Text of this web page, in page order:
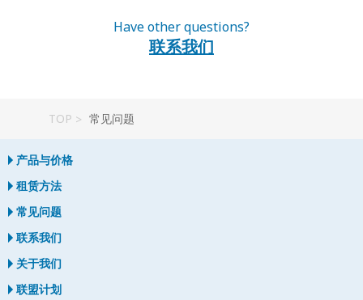
域服务地图。
明书吗？
会的，我们提供了有关如何连接到互联网以及如何解决故障
的说明手册。如果您有任何问题，请联系我们的客户服务
(cs@japan-wireless.com)。
我是否需要激活预付SIM卡？
否，您不需将其激活。我们将把预激活的 SIM 卡寄送给
您。您只需要检查要使用该卡的设备的 APN 设置即可。预
我正在使用预付费 SIM 卡，如何知道使用
您可以前往邮局，并向他们出示您的跟踪号和护照。整个过
取移动 WiFi/SIM 卡？
您应该查看邮局的营业时间，如果您在下班时间前不到 2 小
时内到达，我们强烈建议您在计划的住宿地取移动 WiFi 或
预付费 SIM 卡。
我何时必须归还移动 Wifi？
您必须在租借期结束的第二天中午之前，将移动 WiFi 路由
我拿到了你们的移动 WiFi，如何连接？
Troubleshoot for device FS030W
Troubleshoot for device 501HW
供新包裹，并收取 1000 日元的重新发货费用。请在 3 天内
告知我们您的酒店或住宿地址。在确认您的住宿信息和收到
付款后，将发送一个新包裹给您。
before passing the airport security
gate. What should I do?
Wifi 上网吗？
or promotions?
can also find our coupons on various websites such as
Wethrift
Have other questions?
联系我们
TOP 常见问题
产品与价格
租赁方法
常见问题
联系我们
关于我们
联盟计划